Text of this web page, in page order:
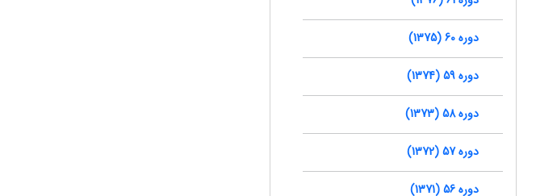
دوره 60 (1375)
دوره 59 (1374)
دوره 58 (1373)
دوره 57 (1372)
دوره 56 (1371)